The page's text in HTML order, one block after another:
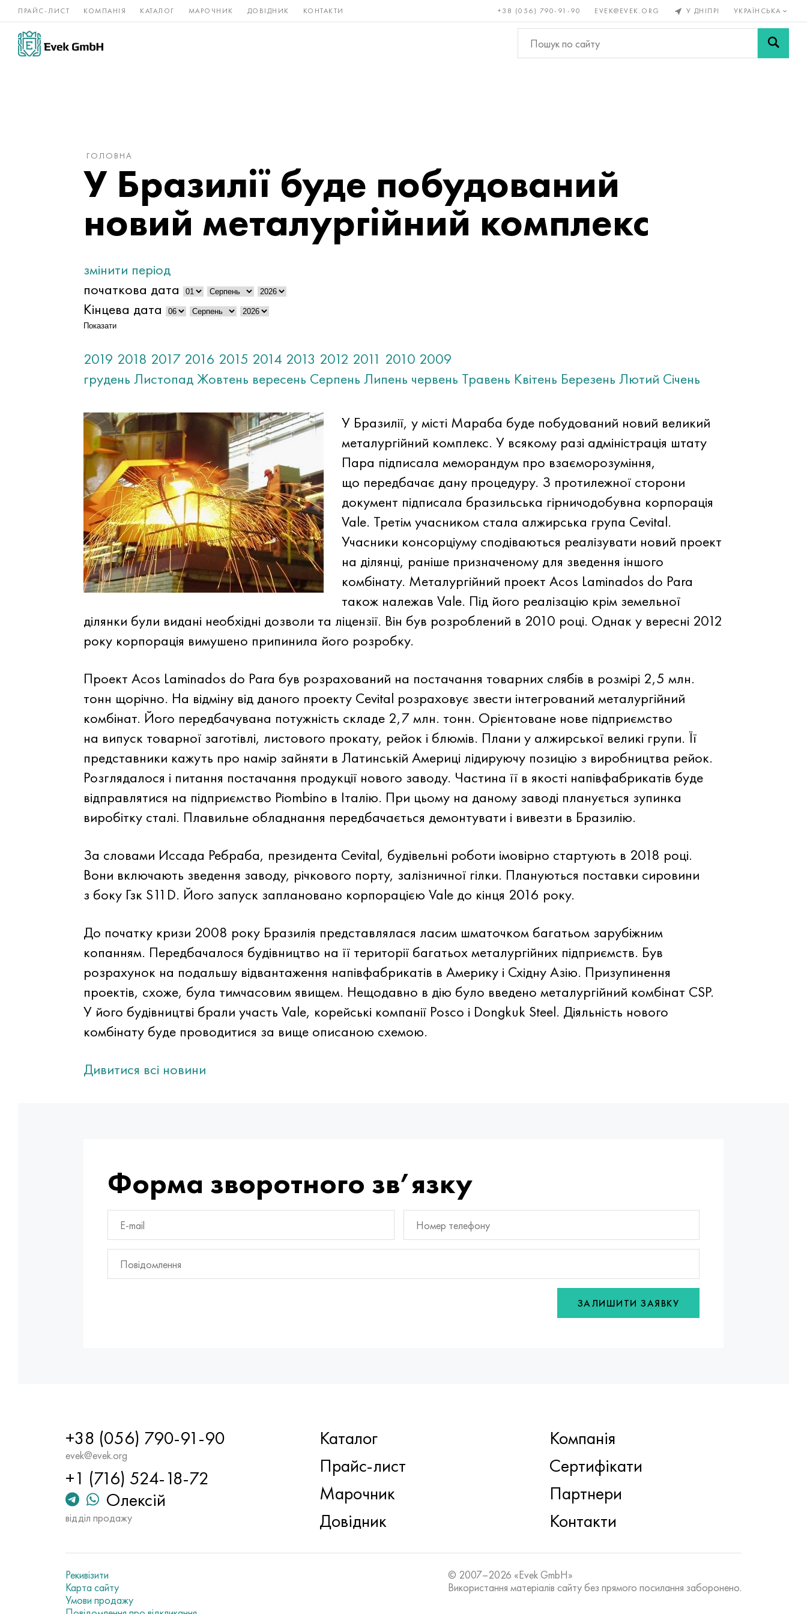
ПРАЙС-ЛИСТ КОМПАНІЯ КАТАЛОГ МАРОЧНИК ДОВІДНИК КОНТАКТИ +38 (056) 790-91-90 EVEK@EVEK.ORG У ДНІПРІ УКРАЇНСЬКА
Нікелеві
сплави
Рідкісні і Бронза, мідь, Кольорові
метали
Легована Сітки і
ГОЛОВНА
У Бразилії буде побудований
новий металургійний комплекс
змінити період
початкова дата
Кінцева дата
Показати
2019 2018 2017 2016 2015 2014 2013 2012 2011 2010 2009
грудень ЛистопадЖовтень вересень Серпень Липень червень Травень Квітень Березень Лютий Січень
У Бразилії, у місті Мараба буде побудований новий великий
металургійний комплекс. У всякому разі адміністрація штату
Пара підписала меморандум про взаєморозуміння,
що передбачає дану процедуру. З протилежної сторони
документ підписала бразильська гірничодобувна корпорація
Vale. Третім учасником стала алжирська група Cevital.
Учасники консорціуму сподіваються реалізувати новий проект
на ділянці, раніше призначеному для зведення іншого
комбінату. Металургійний проект Acos Laminados do Para
також належав Vale. Під його реалізацію крім земельної
ділянки були видані необхідні дозволи та ліцензії. Він був розроблений в 2010 році. Однак у вересні 2012
року корпорація вимушено припинила його розробку.
Проект Acos Laminados do Para був розрахований на постачання товарних слябів в розмірі 2,5 млн.
тонн щорічно. На відміну від даного проекту Cevital розраховує звести інтегрований металургійний
комбінат. Його передбачувана потужність складе 2,7 млн. тонн. Орієнтоване нове підприємство
на випуск товарної заготівлі, листового прокату, рейок і блюмів. Плани у алжирської великі групи. Її
представники кажуть про намір зайняти в Латинській Америці лідируючу позицію з виробництва рейок.
Розглядалося і питання постачання продукції нового заводу. Частина її в якості напівфабрикатів буде
відправлятися на підприємство Piombino в Італію. При цьому на даному заводі планується зупинка
виробітку сталі. Плавильне обладнання передбачається демонтувати і вивезти в Бразилію.
За словами Иссада Ребраба, президента Cevital, будівельні роботи імовірно стартують в 2018 році.
Вони включають зведення заводу, річкового порту, залізничної гілки. Плануються поставки сировини
з боку Гзк S11D. Його запуск заплановано корпорацією Vale до кінця 2016 року.
До початку кризи 2008 року Бразилія представлялася ласим шматочком багатьом зарубіжним
копанням. Передбачалося будівництво на її території багатьох металургійних підприємств. Був
розрахунок на подальшу відвантаження напівфабрикатів в Америку і Східну Азію. Призупинення
проектів, схоже, була тимчасовим явищем. Нещодавно в дію було введено металургійний комбінат CSP.
У його будівництві брали участь Vale, корейські компанії Posco і Dongkuk Steel. Діяльність нового
комбінату буде проводитися за вище описаною схемою.
Дивитися всі новини
Форма зворотного зв’язку
ЗАЛИШИТИ ЗАЯВКУ
+38 (056) 790-91-90
evek@evek.org
+1 (716) 524-18-72
Олексій
відділ продажу
Каталог
Прайс-лист
Марочник
Довідник
Компанія
Сертифікати
Партнери
Контакти
Рекивізити
Карта сайту
Умови продажу
© 2007–2026 «Evek GmbH»
Використання матеріалів сайту без прямого посилання заборонено.